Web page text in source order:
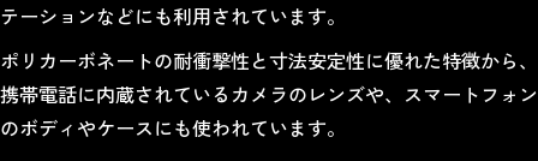
テーションなどにも利用されています。
ポリカーボネートの耐衝撃性と寸法安定性に優れた特徴から、
携帯電話に内蔵されているカメラのレンズや、スマートフォン
のボディやケースにも使われています。